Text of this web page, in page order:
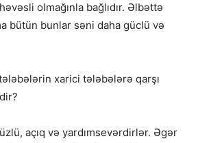
olmağınla bağlıdır. Əlbəttə
bütün bunlar səni daha güclü və
xarici tələbələrə qarşı
açıq və yardımsevərdirlər. Əgər